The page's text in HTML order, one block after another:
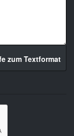
zum Textformat